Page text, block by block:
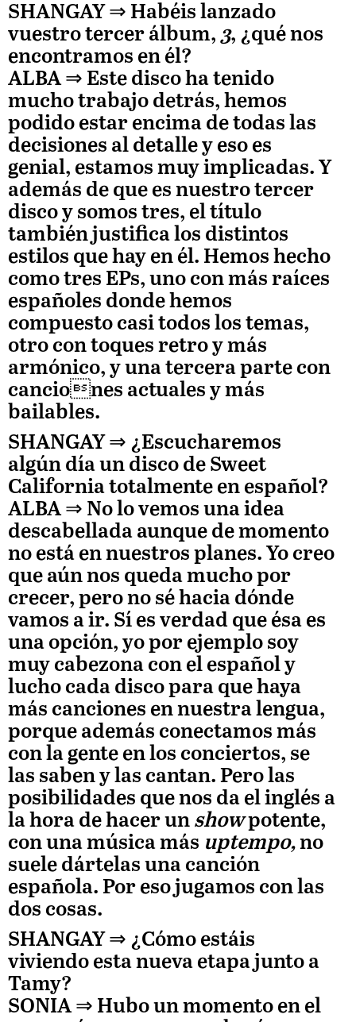
SHANGAY ⇒ Habéis lanzado
vuestro tercer álbum, 3, ¿qué nos
encontramos en él?
ALBA⇒ Este disco ha tenido
mucho trabajo detrás, hemos
podido estar encima de todas las
decisiones al detalle y eso es
genial, estamos muy implicadas. Y
además de que es nuestro tercer
disco y somos tres, el título
también justifica los distintos
estilos que hay en él. Hemos hecho
como tres EPs, uno con más raíces
españoles donde hemos
compuesto casi todos los temas,
otro con toques retro y más
armónico, y una tercera parte con
canciones actuales y más
bailables.
SHANGAY ⇒ ¿Escucharemos
algún día un disco de Sweet
California totalmente en español?
ALBA⇒ No lo vemos una idea
descabellada aunque de momento
no está en nuestros planes. Yo creo
que aún nos queda mucho por
crecer, pero no sé hacia dónde
vamos a ir. Sí es verdad que ésa es
una opción, yo por ejemplo soy
muy cabezona con el español y
lucho cada disco para que haya
más canciones en nuestra lengua,
porque además conectamos más
con la gente en los conciertos, se
las saben y las cantan. Pero las
posibilidades que nos da el inglés a
la hora de hacer un showpotente,
con una música más uptempo,no
suele dártelas una canción
española. Por eso jugamos con las
dos cosas.
SHANGAY ⇒ ¿Cómo estáis
viviendo esta nueva etapa junto a
Tamy?
SONIA⇒ Hubo un momento en el